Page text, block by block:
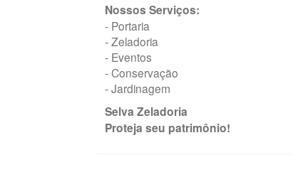
Nossos Serviços:
- Portaria
- Zeladoria
- Eventos
- Conservação
- Jardinagem
Selva Zeladoria
Proteja seu patrimônio!